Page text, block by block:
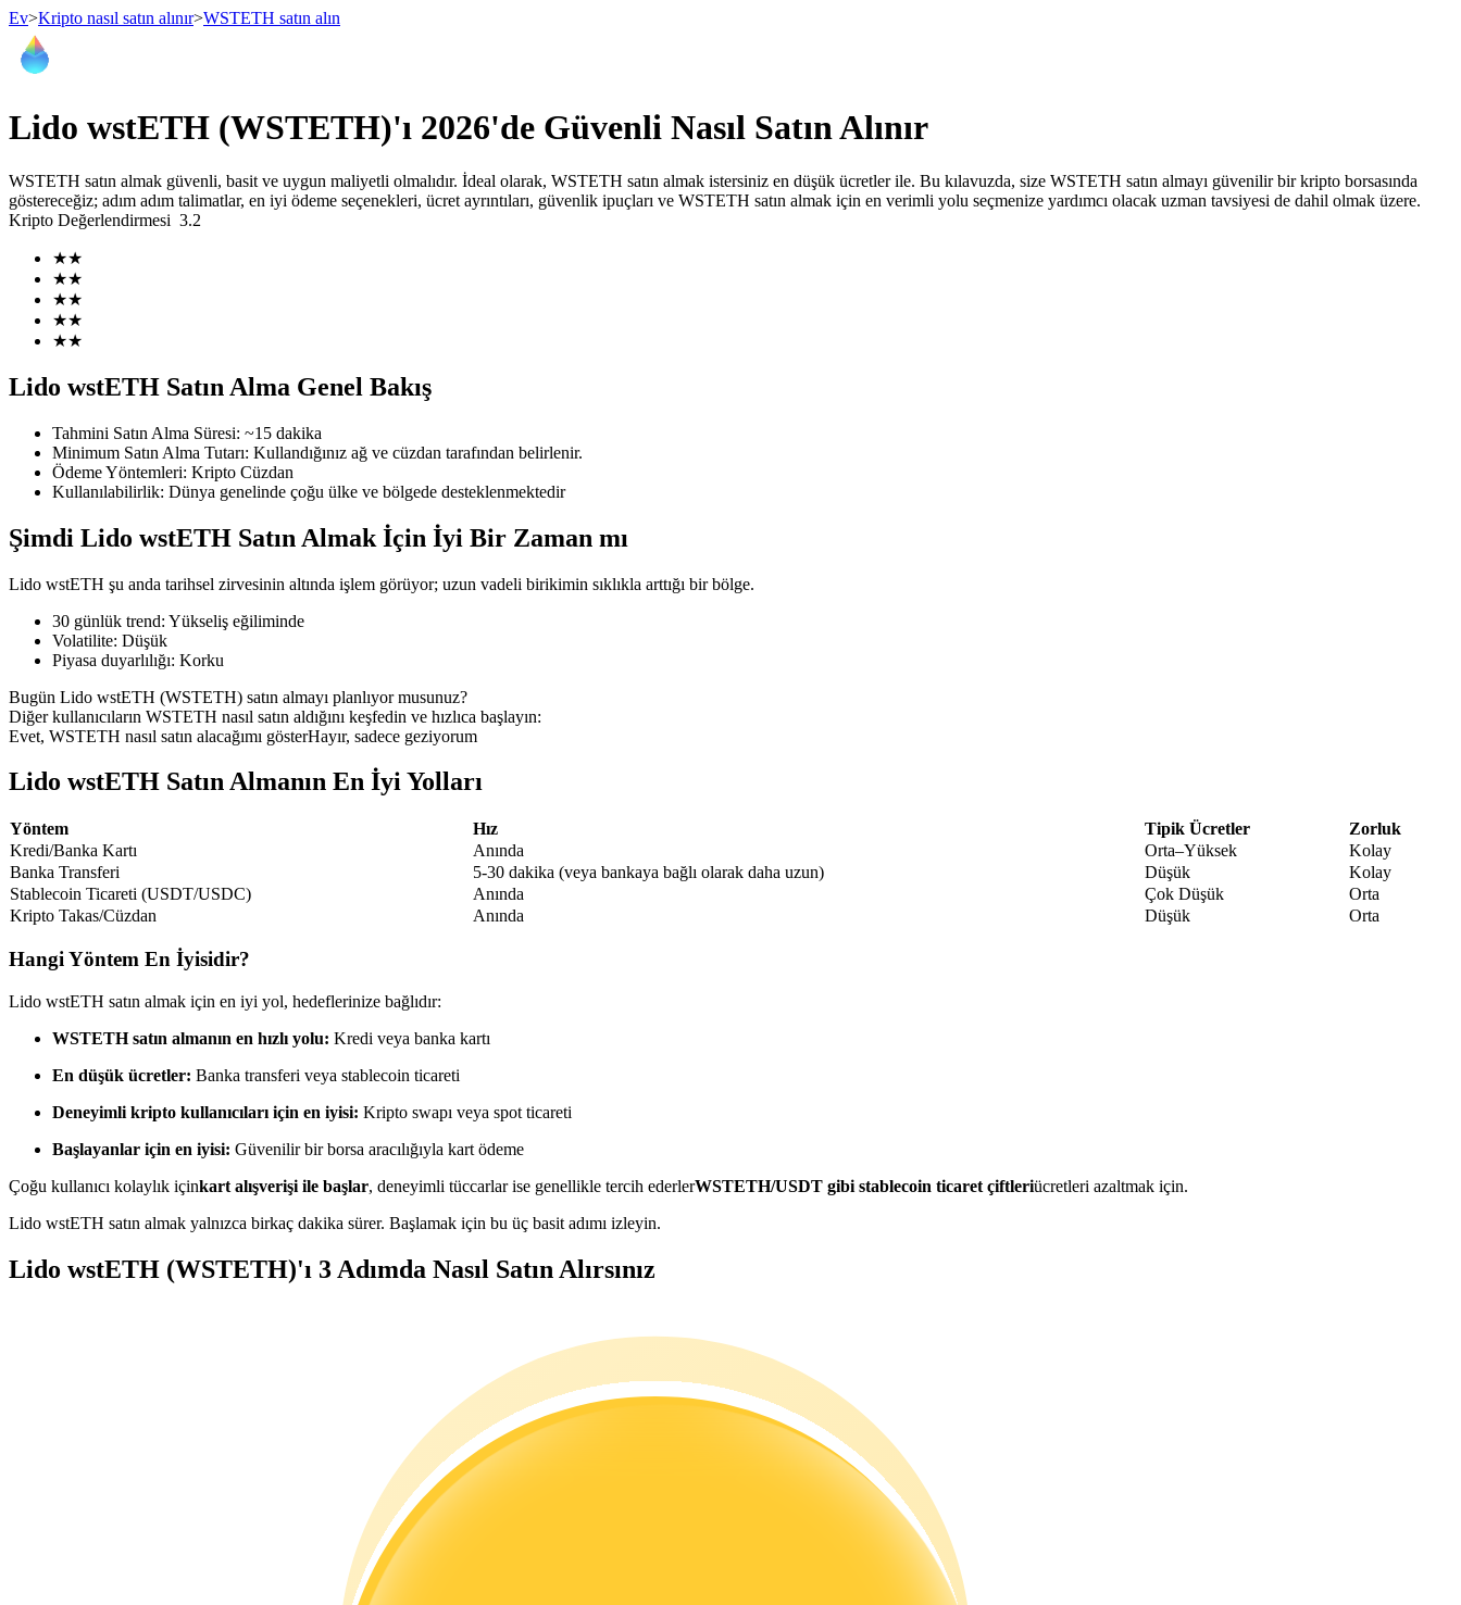
USDT Vadeli İşlemleri
COIN-M Vadeli İşlemleri
Kripto Para Vadeli İşlemleri
TradFi
Hisse senetleri, döviz, değerli metaller ve emtia türevleri
USDC Vadeli İşlemleri
USDC'yi teminat olarak kullanan vadeli işlemler
Kopya Ticaret
En iyi traderlarla güçlerinizi birleştirin
Kâr paylaşımı ve kopya ticaret komisyonlarının tadını çıkarın
Ev>Kripto nasıl satın alınır>WSTETH satın alın
Lido wstETH (WSTETH)'ı 2026'de Güvenli Nasıl Satın Alınır
WSTETH satın almak güvenli, basit ve uygun maliyetli olmalıdır. İdeal olarak, WSTETH satın almak istersiniz en düşük ücretler ile. Bu kılavuzda, size WSTETH satın almayı güvenilir bir kripto borsasında
göstereceğiz; adım adım talimatlar, en iyi ödeme seçenekleri, ücret ayrıntıları, güvenlik ipuçları ve WSTETH satın almak için en verimli yolu seçmenize yardımcı olacak uzman tavsiyesi de dahil olmak üzere.
Kripto Değerlendirmesi 3.2
★★
★★
★★
★★
★★
Lido wstETH Satın Alma Genel Bakış
Tahmini Satın Alma Süresi: ~15 dakika
Minimum Satın Alma Tutarı: Kullandığınız ağ ve cüzdan tarafından belirlenir.
Ödeme Yöntemleri: Kripto Cüzdan
Kullanılabilirlik: Dünya genelinde çoğu ülke ve bölgede desteklenmektedir
Şimdi Lido wstETH Satın Almak İçin İyi Bir Zaman mı
Lido wstETH şu anda tarihsel zirvesinin altında işlem görüyor; uzun vadeli birikimin sıklıkla arttığı bir bölge.
30 günlük trend: Yükseliş eğiliminde
Volatilite: Düşük
Piyasa duyarlılığı: Korku
Bugün Lido wstETH (WSTETH) satın almayı planlıyor musunuz?
Diğer kullanıcıların WSTETH nasıl satın aldığını keşfedin ve hızlıca başlayın:
Evet, WSTETH nasıl satın alacağımı gösterHayır, sadece geziyorum
Lido wstETH Satın Almanın En İyi Yolları
Yöntem Hız Tipik Ücretler
Zorluk
Kredi/Banka Kartı
Anında Orta–Yüksek
Kolay
Banka Transferi
5-30 dakika (veya bankaya bağlı olarak daha uzun) Düşük
Kolay
Stablecoin Ticareti (USDT/USDC)
Anında Çok Düşük
Orta
Kripto Takas/Cüzdan
Anında Düşük Orta
Hangi Yöntem En İyisidir?
Lido wstETH satın almak için en iyi yol, hedeflerinize bağlıdır:
WSTETH satın almanın en hızlı yolu: Kredi veya banka kartı
En düşük ücretler: Banka transferi veya stablecoin ticareti
Deneyimli kripto kullanıcıları için en iyisi: Kripto swapı veya spot ticareti
Başlayanlar için en iyisi: Güvenilir bir borsa aracılığıyla kart ödeme
Çoğu kullanıcı kolaylık içinkart alışverişi ile başlar, deneyimli tüccarlar ise genellikle tercih ederlerWSTETH/USDT gibi stablecoin ticaret çiftleriücretleri azaltmak için.
Lido wstETH satın almak yalnızca birkaç dakika sürer. Başlamak için bu üç basit adımı izleyin.
Lido wstETH (WSTETH)'ı 3 Adımda Nasıl Satın Alırsınız